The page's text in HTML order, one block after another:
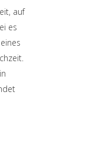
auf
es